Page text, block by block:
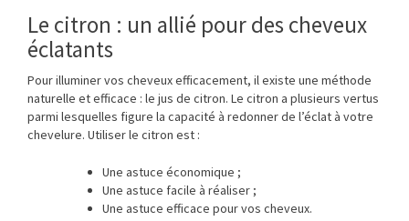
Le citron : un allié pour des cheveux
éclatants
Pour illuminer vos cheveux efficacement, il existe une méthode
naturelle et efficace : le jus de citron. Le citron a plusieurs vertus
parmi lesquelles figure la capacité à redonner de l’éclat à votre
chevelure. Utiliser le citron est :
Une astuce économique ;
Une astuce facile à réaliser ;
Une astuce efficace pour vos cheveux.